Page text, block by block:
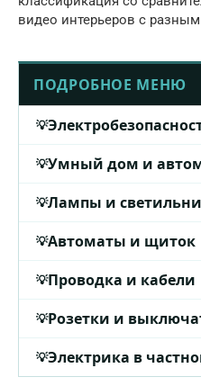
видео интерьеров с
ПОДРОБНОЕ МЕНЮ
Умный дом и
Лампы и
Автоматы и щиток
Проводка и кабели
Розетки и
Электрика в